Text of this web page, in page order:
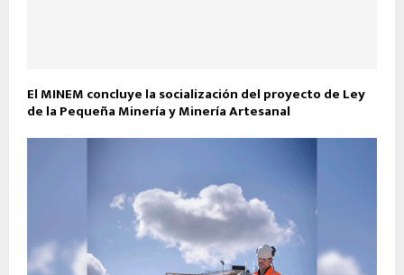
El MINEM concluye la socialización del proyecto de Ley
de la Pequeña Minería y Minería Artesanal